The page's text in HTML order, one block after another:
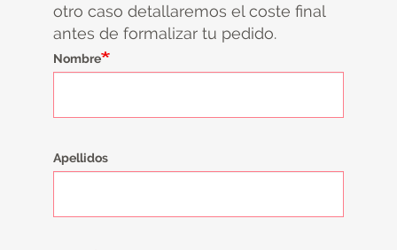
otro caso detallaremos el coste final
antes de formalizar tu pedido.
Nombre
Apellidos